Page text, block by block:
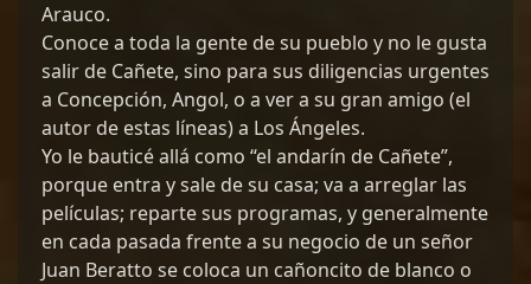
Arauco.
Conoce a toda la gente de su pueblo y no le gusta
salir de Cañete, sino para sus diligencias urgentes
a Concepción, Angol, o a ver a su gran amigo (el
autor de estas líneas) a Los Ángeles.
Yo le bauticé allá como “el andarín de Cañete”,
porque entra y sale de su casa; va a arreglar las
películas; reparte sus programas, y generalmente
en cada pasada frente a su negocio de un señor
Juan Beratto se coloca un cañoncito de blanco o